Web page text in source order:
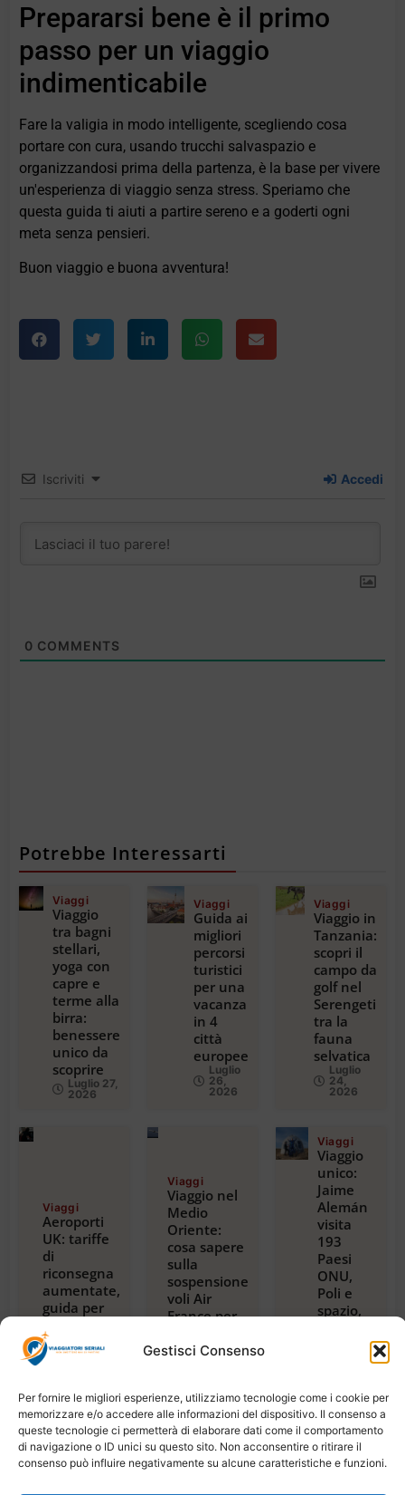
Gestisci Consenso
Per fornire le migliori esperienze, utilizziamo tecnologie come i cookie per
memorizzare e/o accedere alle informazioni del dispositivo. Il consenso a
queste tecnologie ci permetterà di elaborare dati come il comportamento
di navigazione o ID unici su questo sito. Non acconsentire o ritirare il
consenso può influire negativamente su alcune caratteristiche e funzioni.
Prepararsi bene è il primo
passo per un viaggio
indimenticabile
Fare la valigia in modo intelligente, scegliendo cosa
portare con cura, usando trucchi salvaspazio e
organizzandosi prima della partenza, è la base per vivere
un'esperienza di viaggio senza stress. Speriamo che
questa guida ti aiuti a partire sereno e a goderti ogni
meta senza pensieri.
Buon viaggio e buona avventura!
Iscriviti Accedi
0 COMMENTS
Potrebbe Interessarti
Viaggi
Viaggio
tra bagni
stellari,
yoga con
capre e
terme alla
birra:
benessere
unico da
scoprire
Luglio 27,
2026
Viaggi
Guida ai
migliori
percorsi
turistici
per una
vacanza
in 4
città
europee
Luglio
26,
2026
Viaggi
Viaggio in
Tanzania:
scopri il
campo da
golf nel
Serengeti
tra la
fauna
selvatica
Luglio
24,
2026
Viaggi
Aeroporti
UK: tariffe
di
riconsegna
aumentate,
guida per
2024
Luglio 23,
Viaggi
Viaggio nel
Medio
Oriente:
cosa sapere
sulla
sospensione
voli Air
France per
Dubai e
2026
Viaggi
Viaggio
unico:
Jaime
Alemán
visita
193
Paesi
ONU,
Poli e
spazio,
Tanzania
Luglio
21,
2026